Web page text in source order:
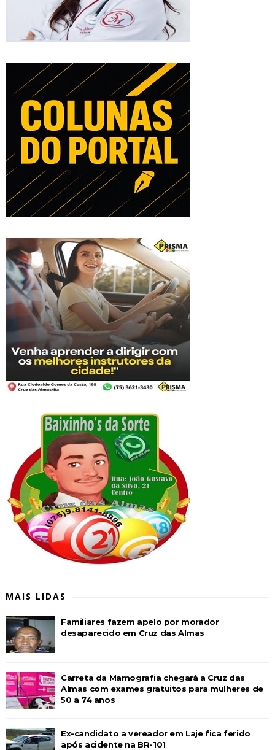
MAIS LIDAS
Familiares fazem apelo por morador
desaparecido em Cruz das Almas
Carreta da Mamografia chegará a Cruz das
Almas com exames gratuitos para mulheres de
50 a 74 anos
Ex-candidato a vereador em Laje fica ferido
após acidente na BR-101